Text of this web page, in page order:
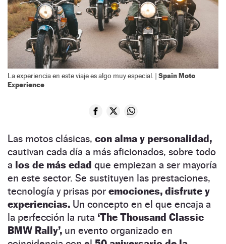
La experiencia en este viaje es algo muy especial. | Spain Moto
Experience
Las motos clásicas, con alma y personalidad,
cautivan cada día a más aficionados, sobre todo
a los de más edad que empiezan a ser mayoría
en este sector. Se sustituyen las prestaciones,
tecnología y prisas por emociones, disfrute y
experiencias. Un concepto en el que encaja a
la perfección la ruta ‘The Thousand Classic
BMW Rally’, un evento organizado en